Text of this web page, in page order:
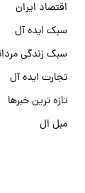
اقتصاد ایران
سبک ایده آل
سبک زندگی
تجارت ایده آل
تازه ترین خبرها
مبل ال